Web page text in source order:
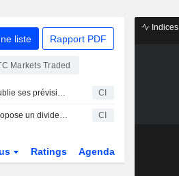
liste Rapport PDF
Markets Traded
Amano Corporation publie ses prévisions de résultats consolidés et sociaux pour le premier semestre et l'exercice clos au 31 mars 2027 CI
Amano Corporation propose un dividende pour l'exercice clos le 31 mars 2026, payable le 30 juin 2026 ; communique ses prévisions de dividende pour le deuxième trimestre et l'exercice se terminant le 31 mars 2027 ; et annonce une modification de sa politique de rémunération des actionnaires CI
Ratings Agenda
Indices